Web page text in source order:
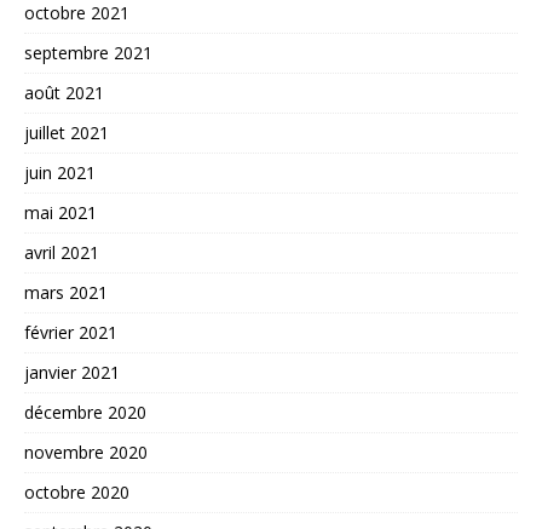
octobre 2021
septembre 2021
août 2021
juillet 2021
juin 2021
mai 2021
avril 2021
mars 2021
février 2021
janvier 2021
décembre 2020
novembre 2020
octobre 2020